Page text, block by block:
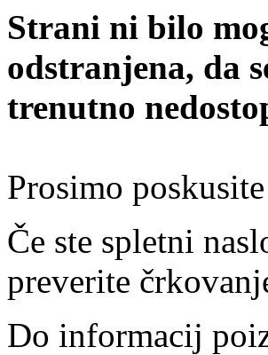
Strani ni bilo
odstranjena, da
trenutno
Prosimo
Če ste spletni
preverite
Do informacij